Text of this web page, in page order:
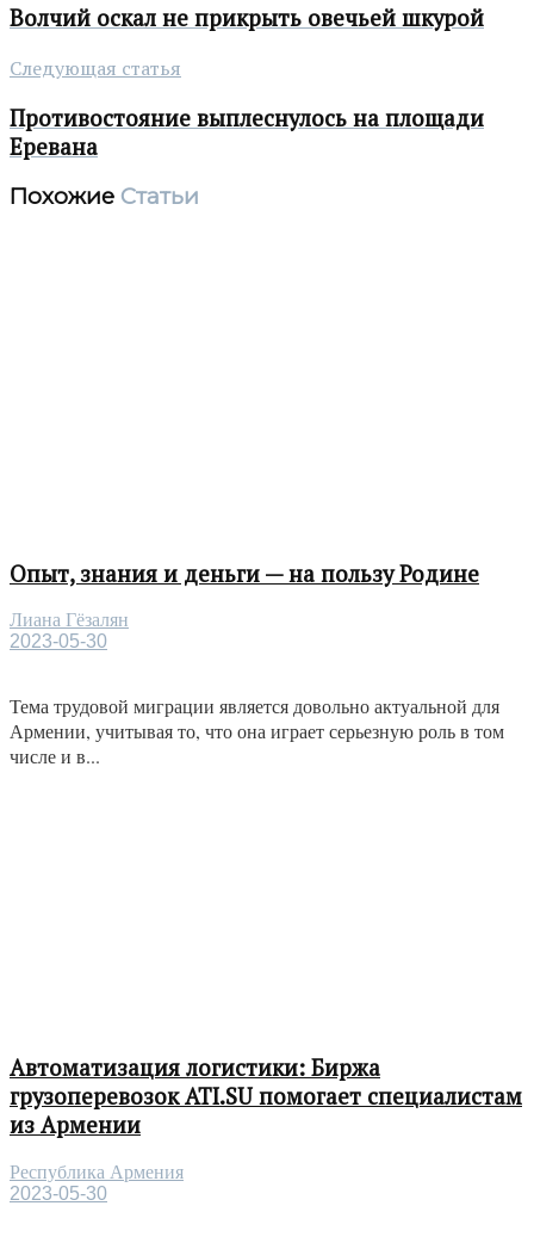
Волчий оскал не прикрыть овечьей шкурой
Следующая статья
Противостояние выплеснулось на площади
Еревана
Похожие Статьи
Опыт, знания и деньги — на пользу Родине
Лиана Гёзалян
2023-05-30
Тема трудовой миграции является довольно актуальной для
Армении, учитывая то, что она играет серьезную роль в том
числе и в...
Автоматизация логистики: Биржа
грузоперевозок ATI.SU помогает специалистам
из Армении
Республика Армения
2023-05-30